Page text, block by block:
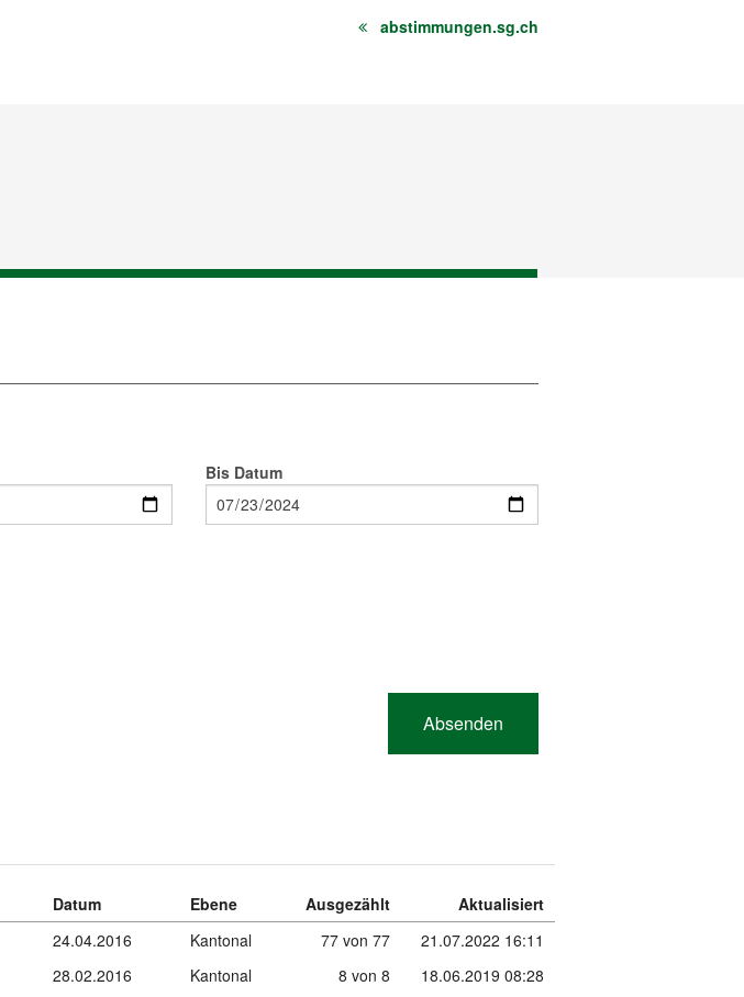
abstimmungen.sg.ch
Bis Datum
Datum Ebene Ausgezählt
Aktualisiert
24.04.2016 Kantonal 77 von 77
21.07.2022 16:11
28.02.2016 Kantonal 8 von 8
18.06.2019 08:28